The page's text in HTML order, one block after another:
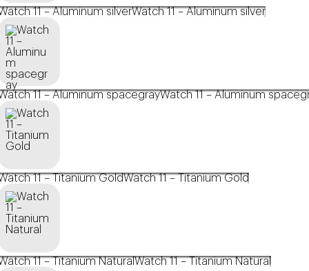
11 – Aluminum silverWatch 11 – Aluminum silver
11 – Aluminum spacegrayWatch 11 – Aluminum
11 – Titanium GoldWatch 11 – Titanium Gold
11 – Titanium NaturalWatch 11 – Titanium Natural